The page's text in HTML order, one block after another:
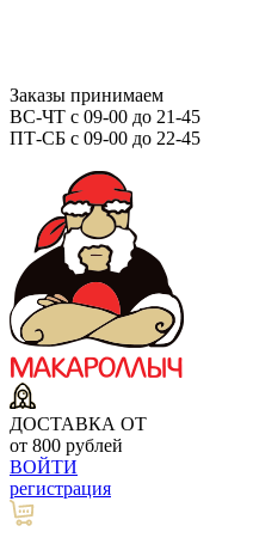
Заказы принимаем
ВС-ЧТ с 09-00 до 21-45
ПТ-СБ с 09-00 до 22-45
ДОСТАВКА ОТ
от 800 рублей
ВОЙТИ
регистрация